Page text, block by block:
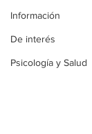
Información
De interés
Psicología y Salud